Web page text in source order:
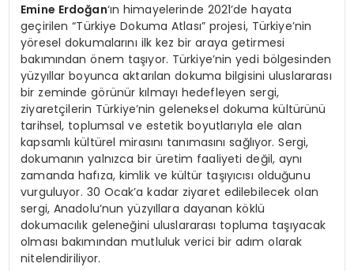
Emine Erdoğan‘ın himayelerinde 2021’de hayata
geçirilen “Türkiye Dokuma Atlası” projesi, Türkiye’nin
yöresel dokumalarını ilk kez bir araya getirmesi
bakımından önem taşıyor. Türkiye’nin yedi bölgesinden
yüzyıllar boyunca aktarılan dokuma bilgisini uluslararası
bir zeminde görünür kılmayı hedefleyen sergi,
ziyaretçilerin Türkiye’nin geleneksel dokuma kültürünü
tarihsel, toplumsal ve estetik boyutlarıyla ele alan
kapsamlı kültürel mirasını tanımasını sağlıyor. Sergi,
dokumanın yalnızca bir üretim faaliyeti değil, aynı
zamanda hafıza, kimlik ve kültür taşıyıcısı olduğunu
vurguluyor. 30 Ocak’a kadar ziyaret edilebilecek olan
sergi, Anadolu’nun yüzyıllara dayanan köklü
dokumacılık geleneğini uluslararası topluma taşıyacak
olması bakımından mutluluk verici bir adım olarak
nitelendiriliyor.